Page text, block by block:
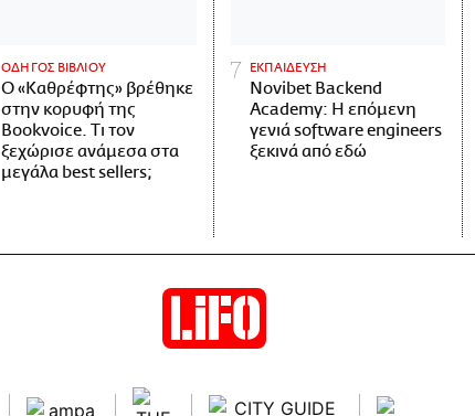
ΟΔΗΓΟΣ ΒΙΒΛΙΟΥ
Ο «Καθρέφτης» βρέθηκε
στην κορυφή της
Bookvoice. Τι τον
ξεχώρισε ανάμεσα στα
μεγάλα best sellers;
ΕΚΠΑΙΔΕΥΣΗ
Novibet Backend
Academy: Η επόμενη
γενιά software engineers
ξεκινά από εδώ